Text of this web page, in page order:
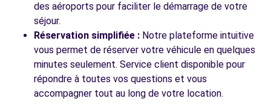
des aéroports pour faciliter le démarrage de votre
séjour.
Réservation simplifiée : Notre plateforme intuitive
vous permet de réserver votre véhicule en quelques
minutes seulement. Service client disponible pour
répondre à toutes vos questions et vous
accompagner tout au long de votre location.